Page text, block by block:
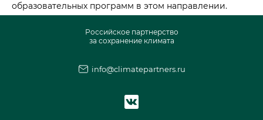
образовательных программ в этом направлении.
Российское партнерство
за сохранение климата
info@climatepartners.ru